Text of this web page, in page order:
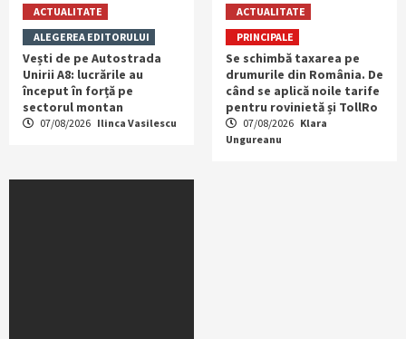
ACTUALITATE
ALEGEREA EDITORULUI
Vești de pe Autostrada
Unirii A8: lucrările au
început în forță pe
sectorul montan
07/08/2026 Ilinca Vasilescu
ACTUALITATE
PRINCIPALE
Se schimbă taxarea pe
drumurile din România. De
când se aplică noile tarife
pentru rovinietă și TollRo
07/08/2026 Klara
Ungureanu